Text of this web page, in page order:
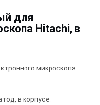
для
Hitachi, в
микроскопа
в корпусе,